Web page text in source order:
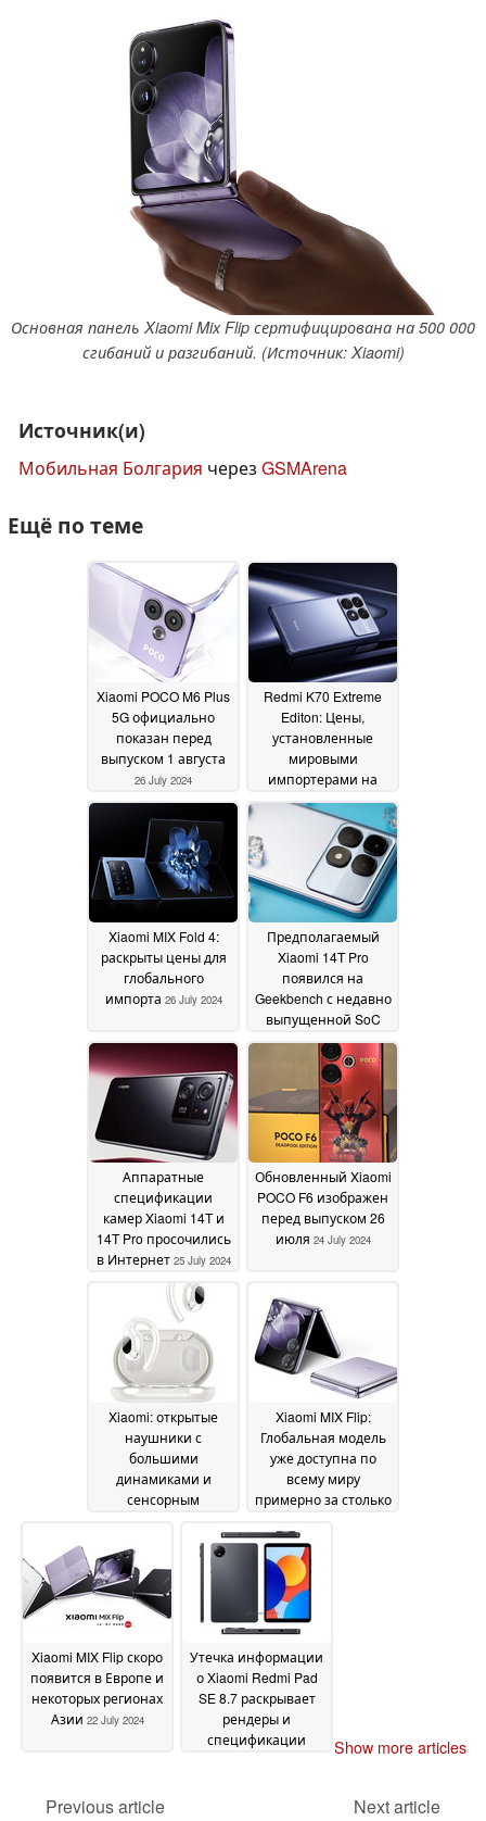
Основная панель Xiaomi Mix Flip сертифицирована на 500 000
сгибаний и разгибаний. (Источник: Xiaomi)
Источник(и)
Мобильная Болгария через GSMArena
Ещё по теме
Xiaomi POCO M6 Plus
5G официально
показан перед
выпуском 1 августа
26 July 2024
Redmi K70 Extreme
Editon: Цены,
установленные
мировыми
импортерами на
последний
флагманский убийцу
26 July 2024
Xiaomi MIX Fold 4:
раскрыты цены для
глобального
импорта 26 July 2024
Предполагаемый
Xiaomi 14T Pro
появился на
Geekbench с недавно
выпущенной SoC
Dimensity26 July 2024
Аппаратные
спецификации
камер Xiaomi 14T и
14T Pro просочились
в Интернет 25 July 2024
Обновленный Xiaomi
POCO F6 изображен
перед выпуском 26
июля 24 July 2024
Xiaomi: открытые
наушники с
большими
динамиками и
сенсорным
23 July
Xiaomi MIX Flip:
Глобальная модель
уже доступна по
всему миру
примерно за столько
конкурент Samsung
Galaxy Z Flip6
Xiaomi MIX Flip скоро
появится в Европе и
некоторых регионах
Азии 22 July 2024
Утечка информации
о Xiaomi Redmi Pad
SE 8.7 раскрывает
рендеры и
спецификации
Show more articles
Previous article
Next article